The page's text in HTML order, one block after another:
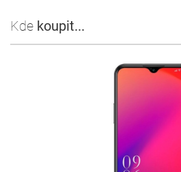
Kde koupit...